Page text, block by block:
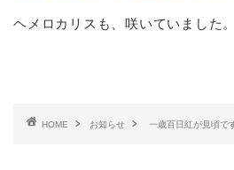
ヘメロカリスも、咲いていました。
HOME お知らせ 一歳百日紅が見頃で